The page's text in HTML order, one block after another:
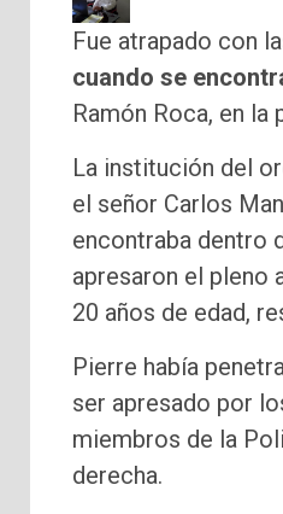
Fue atrapado con
cuando se
Ramón Roca, en
La institución del
el señor Carlos
encontraba dentro
apresaron el pleno
20 años de edad,
Pierre había
ser apresado por
miembros de la
derecha.